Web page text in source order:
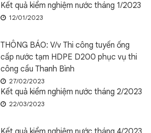
Kết quả kiểm nghiệm nước tháng 1/2023
12/01/2023
THÔNG BÁO: V/v Thi công tuyến ống
cấp nước tạm HDPE D200 phục vụ thi
công cầu Thanh Bình
27/02/2023
Kết quả kiểm nghiệm nước tháng 2/2023
22/03/2023